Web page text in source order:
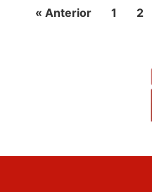
« Anterior 1 2